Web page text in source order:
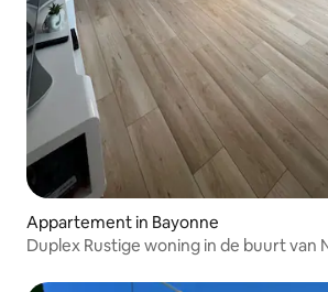
Appartement in Bayonne
Duplex Rustige woning in de buurt van